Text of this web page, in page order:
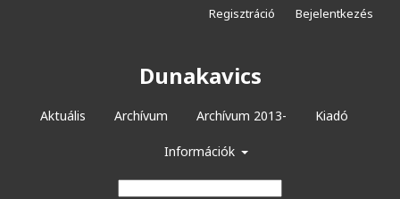
Dunakavics
Aktuális Archívum Archívum 2013- Kiadó
Információk
Regisztráció Bejelentkezés